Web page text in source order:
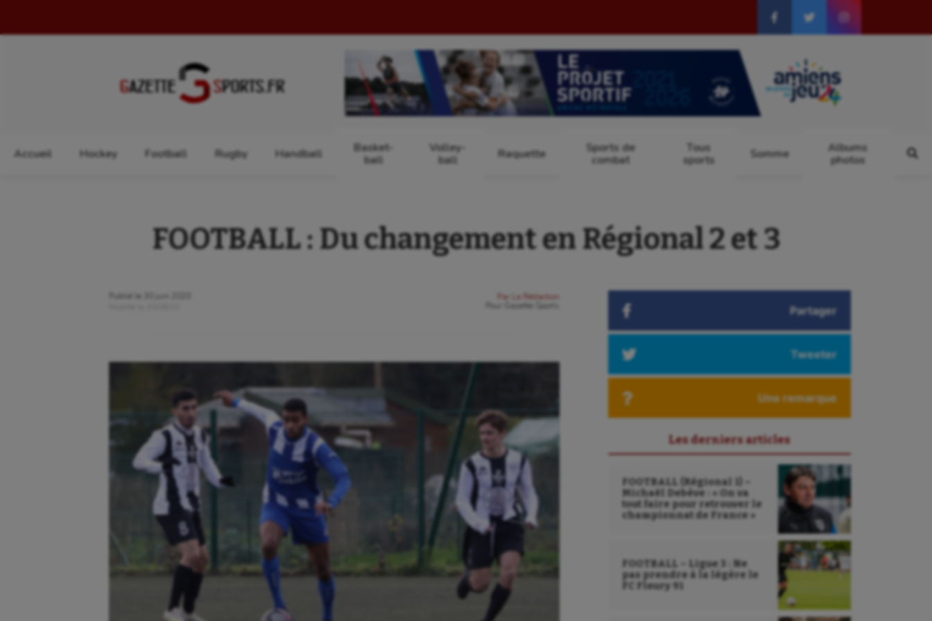
Accueil Hockey Football Rugby Handball
Basket-
ball
Volley-
ball
Raquette
Sports de
combat
Tous
sports
Somme
Albums
photos
FOOTBALL : Du changement en Régional 2 et 3
Publié le Par
La Rédaction
Gazette Sports Partager
Tweeter
Une remarque
Les derniers articles
FOOTBALL (Régional 1) –
Michaël Debève : « On va
tout faire pour retrouver le
championnat de France »
FOOTBALL – Ligue 3 : Ne
pas prendre à la légère le
FC Fleury 91